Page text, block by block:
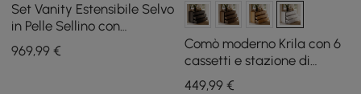
Set Vanity Estensibile Selvo
in Pelle Sellino con
Specchio LED e Sgabello
(120–157 cm)
969,99 €
Comò moderno Krila con 6
cassetti e stazione di
ricarica in bianco, 119 cm
449,99€